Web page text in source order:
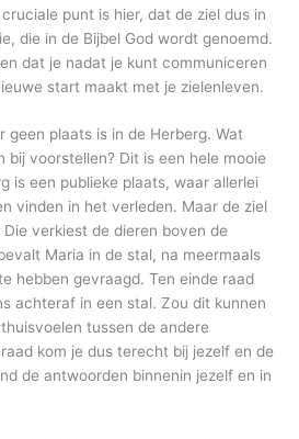
punt is hier, dat de ziel dus in
die in de Bijbel God wordt genoemd.
dat je nadat je kunt communiceren
start maakt met je zielenleven.
geen plaats is in de Herberg. Wat
bij voorstellen? Dit is een hele mooie
is een publieke plaats, waar allerlei
vinden in het verleden. Maar de ziel
verkiest de dieren boven de
Maria in de stal, na meermaals
hebben gevraagd. Ten einde raad
achteraf in een stal. Zou dit kunnen
tussen de andere
kom je dus terecht bij jezelf en de
de antwoorden binnenin jezelf en in